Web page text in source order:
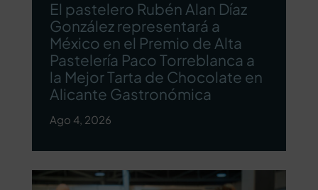
El pastelero Rubén Alan Díaz
González representará a
México en el Premio de Alta
Pastelería Paco Torreblanca a
la Mejor Tarta de Chocolate en
Alicante Gastronómica
Ago 4, 2026